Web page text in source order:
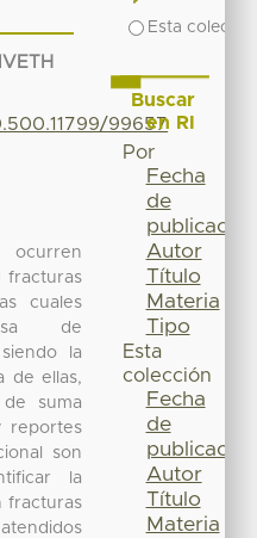
99657
fracturas
cuales
de
la
de ellas,
suma
reportes
son
la
fracturas
Esta
Buscar
en RI
Por
Fecha
de
publicación
Autor
Título
Materia
Tipo
Esta
colección
Fecha
de
publicación
Autor
Título
Materia